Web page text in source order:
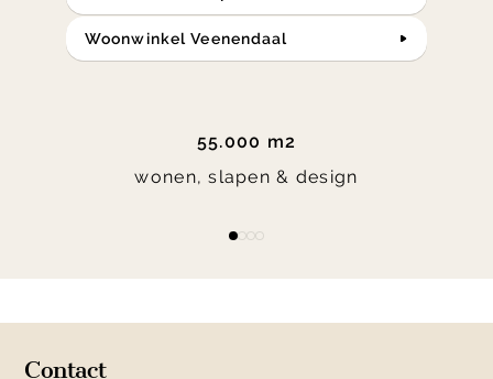
Woonwinkel Veenendaal
55.000 m2
wonen, slapen & design
Contact